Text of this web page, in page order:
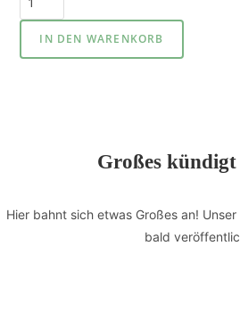
IN DEN WARENKORB
Großes kündigt
Hier bahnt sich etwas Großes an!
bald